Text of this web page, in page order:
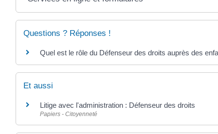
Questions ? Réponses !
Quel est le rôle du Défenseur des droits auprès des
Et aussi
Litige avec l'administration : Défenseur des droits
Papiers - Citoyenneté